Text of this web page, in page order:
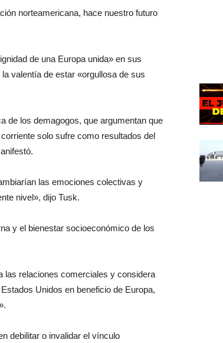
norteamericana, hace nuestro futuro
de una Europa unida» en sus
valentía de estar «orgullosa de sus
de los demagogos, que argumentan que
solo sufre como resultados del
las emociones colectivas y
nivel», dijo Tusk.
y el bienestar socioeconómico de los
las relaciones comerciales y considera
Unidos en beneficio de Europa,
debilitar o invalidar el vínculo